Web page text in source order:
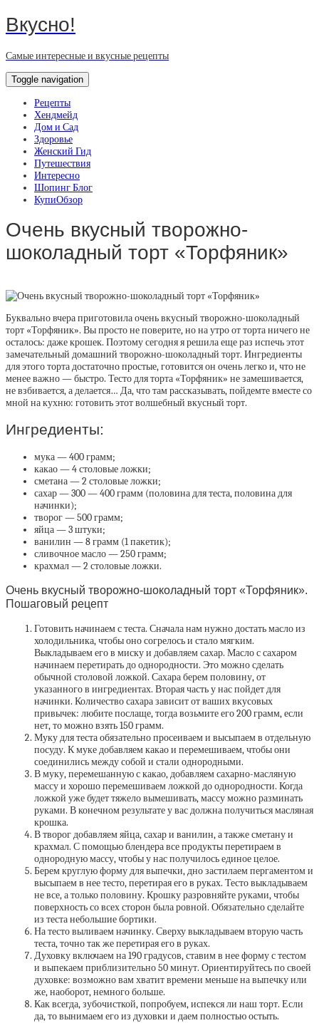
Вкусно!
Самые интересные и вкусные рецепты
Toggle navigation
Рецепты
Хендмейд
Дом и Сад
Здоровье
Женский Гид
Путешествия
Интересно
Шопинг Блог
КупиОбзор
Очень вкусный творожно-
шоколадный торт «Торфяник»
Буквально вчера приготовила очень вкусный творожно-шоколадный
торт «Торфяник». Вы просто не поверите, но на утро от торта ничего не
осталось: даже крошек. Поэтому сегодня я решила еще раз испечь этот
замечательный домашний творожно-шоколадный торт. Ингредиенты
для этого торта достаточно простые, готовится он очень легко и, что не
менее важно — быстро. Тесто для торта «Торфяник» не замешивается,
не взбивается, а делается… Да, что там рассказывать, пойдемте вместе со
мной на кухню: готовить этот волшебный вкусный торт.
Ингредиенты:
мука — 400 грамм;
какао — 4 столовые ложки;
сметана — 2 столовые ложки;
сахар — 300 — 400 грамм (половина для теста, половина для
начинки);
творог — 500 грамм;
яйца — 3 штуки;
ванилин — 8 грамм (1 пакетик);
сливочное масло — 250 грамм;
крахмал — 2 столовые ложки.
Очень вкусный творожно-шоколадный торт «Торфяник».
Пошаговый рецепт
Готовить начинаем с теста. Сначала нам нужно достать масло из
холодильника, чтобы оно согрелось и стало мягким.
Выкладываем его в миску и добавляем сахар. Масло с сахаром
начинаем перетирать до однородности. Это можно сделать
обычной столовой ложкой. Сахара берем половину, от
указанного в ингредиентах. Вторая часть у нас пойдет для
начинки. Количество сахара зависит от ваших вкусовых
привычек: любите послаще, тогда возьмите его 200 грамм, если
нет, то можно взять 150 грамм.
Муку для теста обязательно просеиваем и высыпаем в отдельную
посуду. К муке добавляем какао и перемешиваем, чтобы они
соединились между собой и стали однородными.
В муку, перемешанную с какао, добавляем сахарно-масляную
массу и хорошо перемешиваем ложкой до однородности. Когда
ложкой уже будет тяжело вымешивать, массу можно разминать
руками. В конечном результате у вас должна получиться масляная
крошка.
В творог добавляем яйца, сахар и ванилин, а также сметану и
крахмал. С помощью блендера все продукты перетираем в
однородную массу, чтобы у нас получилось единое целое.
Берем круглую форму для выпечки, дно застилаем пергаментом и
высыпаем в нее тесто, перетирая его в руках. Тесто выкладываем
не все, а только половину. Крошку разровняйте руками, чтобы
поверхность со всех сторон была ровной. Обязательно сделайте
из теста небольшие бортики.
На тесто выливаем начинку. Сверху выкладываем вторую часть
теста, точно так же перетирая его в руках.
Духовку включаем на 190 градусов, ставим в нее форму с тестом
и выпекаем приблизительно 50 минут. Ориентируйтесь по своей
духовке: возможно вам хватит времени меньше на выпечку или
же, наоборот, немного больше.
Как всегда, зубочисткой, попробуем, испекся ли наш торт. Если
да, то вынимаем его из духовки и даем полностью остыть.